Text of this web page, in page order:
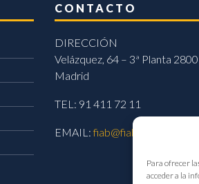
Para ofrecer
acceder a la
CONTACTO
DIRECCIÓN
Velázquez, 64 – 3ª Planta
Madrid
TEL: 91 411 72 11
EMAIL:fiab@fiab.es